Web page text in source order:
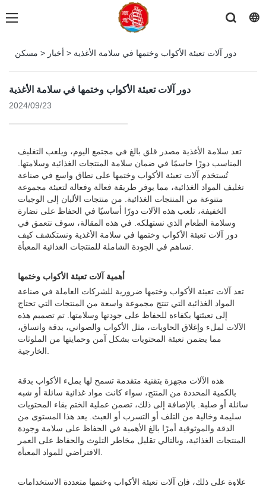
مسكن > أخبار > دور آلات تعبئة الأكواب وختمها في سلامة الأغذية
دور آلات تعبئة الأكواب وختمها في سلامة الأغذية
2024/09/23
تعد سلامة الأغذية مصدر قلق بالغ في مجتمع اليوم، ويلعب التغليف
المناسب دورًا حاسمًا في ضمان سلامة المنتجات الغذائية وسلامتها.
تُستخدم آلات تعبئة الأكواب وختمها على نطاق واسع في صناعة
تغليف المواد الغذائية، مما يوفر طريقة فعالة وفعالة لتعبئة مجموعة
متنوعة من المنتجات الغذائية. من منتجات الألبان إلى الوجبات
الخفيفة، تلعب هذه الآلات دورًا أساسيًا في الحفاظ على نضارة
وسلامة الطعام الذي نستهلكه. في هذه المقالة، سوف نتعمق في
دور آلات تعبئة الأكواب وختمها في سلامة الأغذية ونستكشف كيف
أهمية آلات تعبئة الأكواب وختمها
تعد آلات تعبئة الأكواب وختمها ضرورية للشركات العاملة في صناعة
المواد الغذائية التي تنتج مجموعة واسعة من المنتجات التي تحتاج
إلى تعبئتها بكفاءة للحفاظ على جودتها وسلامتها. تم تصميم هذه
الآلات لملء وإغلاق الحاويات، مثل الأكواب والصواني، بدقة واتساق،
مما يضمن تعبئة المحتويات بشكل آمن وحمايتها من الملوثات
هذه الآلات مجهزة بتقنية متقدمة تسمح لها بملء الأكواب بدقة
بالكمية المحددة من المنتج، سواء كانت مواد غذائية سائلة أو شبه
سائلة أو صلبة. بالإضافة إلى ذلك، تضمن عملية الختم بقاء المحتويات
سليمة وخالية من التلف أو التسرب أو العبث. يعد هذا المستوى من
الدقة والموثوقية أمرًا بالغ الأهمية في الحفاظ على سلامة وجودة
المنتجات الغذائية، وبالتالي تقليل مخاطر التلوث والحفاظ على العمر
علاوة على ذلك، فإن آلات تعبئة الأكواب وختمها متعددة الاستخدامات